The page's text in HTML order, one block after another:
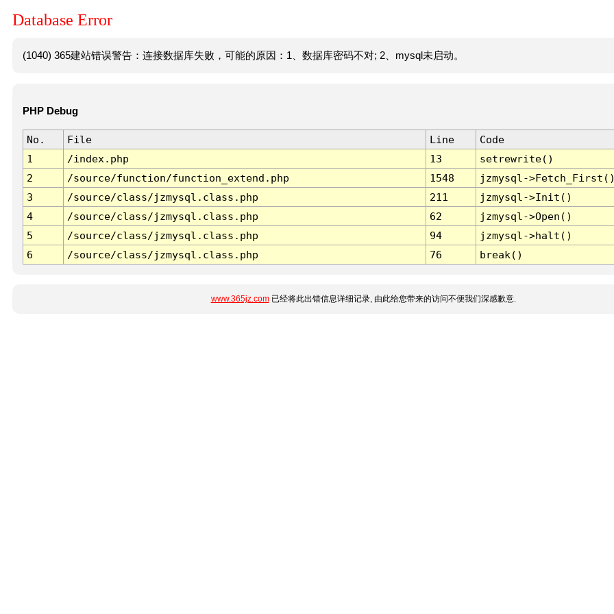
Database Error
(1040) 365建站错误警告：连接数据库失败，可能的原因：1、数据库密码不对; 2、mysql未启动。
PHP Debug
No. File Line
Code
1
/index.php 13
setrewrite()
2
/source/function/function_extend.php 1548
jzmysql-
3
/source/class/jzmysql.class.php 211
jzmysql->Init()
4
/source/class/jzmysql.class.php 62
jzmysql->Open()
5
/source/class/jzmysql.class.php 94
jzmysql->halt()
6
/source/class/jzmysql.class.php 76 break()
www.365jz.com已经将此出错信息详细记录, 由此给您带来的访问不便我们深感歉意.